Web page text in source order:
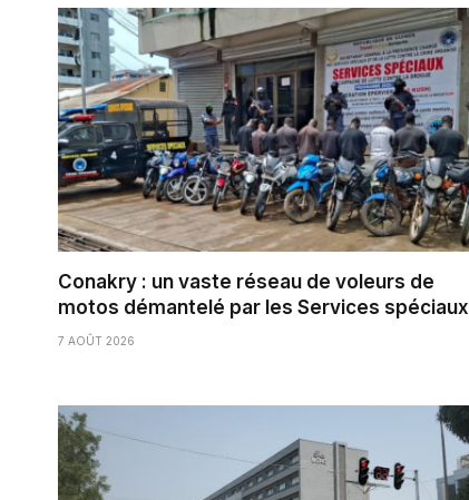
Conakry : un vaste réseau de voleurs de
motos démantelé par les Services spéciaux
7 AOÛT 2026